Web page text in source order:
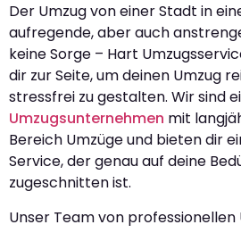
Der Umzug von einer Stadt in
aufregende, aber auch
keine Sorge – Hart
dir zur Seite, um deinen Umzug
stressfrei zu gestalten. Wir sind
Umzugsunternehmen mit
Bereich Umzüge und bieten dir
Service, der genau auf deine
zugeschnitten ist.
Unser Team von